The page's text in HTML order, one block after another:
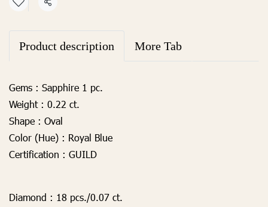
Share
Product description More Tab
Gems : Sapphire 1 pc.
Weight : 0.22 ct.
Shape : Oval
Color (Hue) : Royal Blue
Certification : GUILD
Diamond : 18 pcs./0.07 ct.